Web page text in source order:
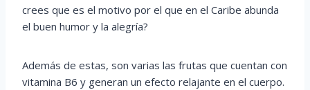
crees que es el motivo por el que en el Caribe abunda
el buen humor y la alegría?
Además de estas, son varias las frutas que cuentan con
vitamina B6 y generan un efecto relajante en el cuerpo.